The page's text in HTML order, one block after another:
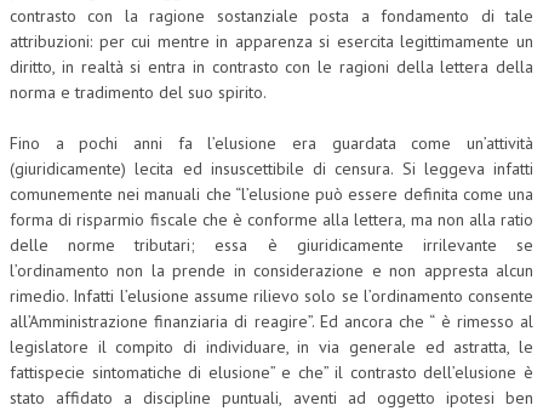
LA RIVISTA
COMITATO SCIENTIFICO
REDAZIONE
PEER REVIEW
CODICE ETICO
AUTORI
COLLABORA CON NOI
ECONOMIA
contrasto con la ragione sostanziale posta a fondamento di tale
attribuzioni: per cui mentre in apparenza si esercita legittimamente un
diritto, in realtà si entra in contrasto con le ragioni della lettera della
norma e tradimento del suo spirito.
Fino a pochi anni fa l’elusione era guardata come un’attività
(giuridicamente) lecita ed insuscettibile di censura. Si leggeva infatti
comunemente nei manuali che “l’elusione può essere definita come una
forma di risparmio fiscale che è conforme alla lettera, ma non alla ratio
delle norme tributari; essa è giuridicamente irrilevante se
l’ordinamento non la prende in considerazione e non appresta alcun
rimedio. Infatti l’elusione assume rilievo solo se l’ordinamento consente
all’Amministrazione finanziaria di reagire”. Ed ancora che “ è rimesso al
legislatore il compito di individuare, in via generale ed astratta, le
fattispecie sintomatiche di elusione” e che” il contrasto dell’elusione è
stato affidato a discipline puntuali, aventi ad oggetto ipotesi ben